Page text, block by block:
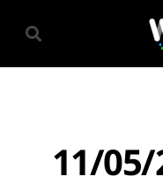
11/05/